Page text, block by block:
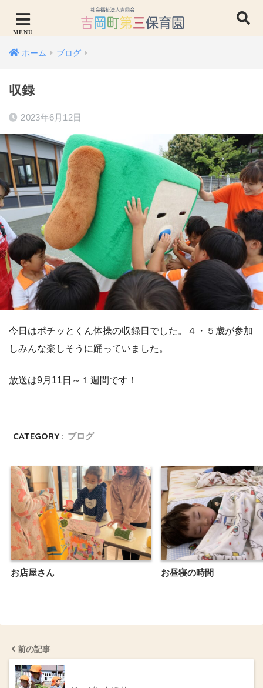
ホーム ブログ
収録
2023年6月12日
今日はポチッとくん体操の収録日でした。４・５歳が参加
しみんな楽しそうに踊っていました。
放送は9月11日～１週間です！
CATEGORY : ブログ
お店屋さん お昼寝の時間
前の記事